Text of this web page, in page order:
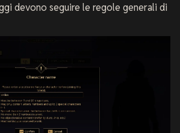
devono seguire le regole generali di